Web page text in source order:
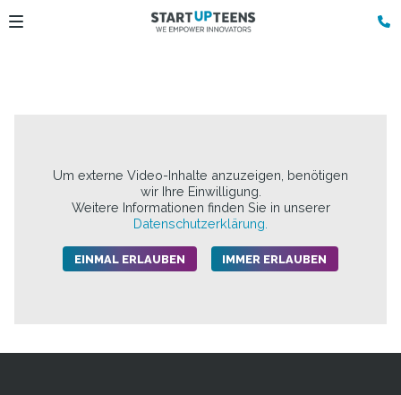
Um externe Video-Inhalte anzuzeigen, benötigen
wir Ihre Einwilligung.
Weitere Informationen finden Sie in unserer
Datenschutzerklärung.
EINMAL ERLAUBEN IMMER ERLAUBEN